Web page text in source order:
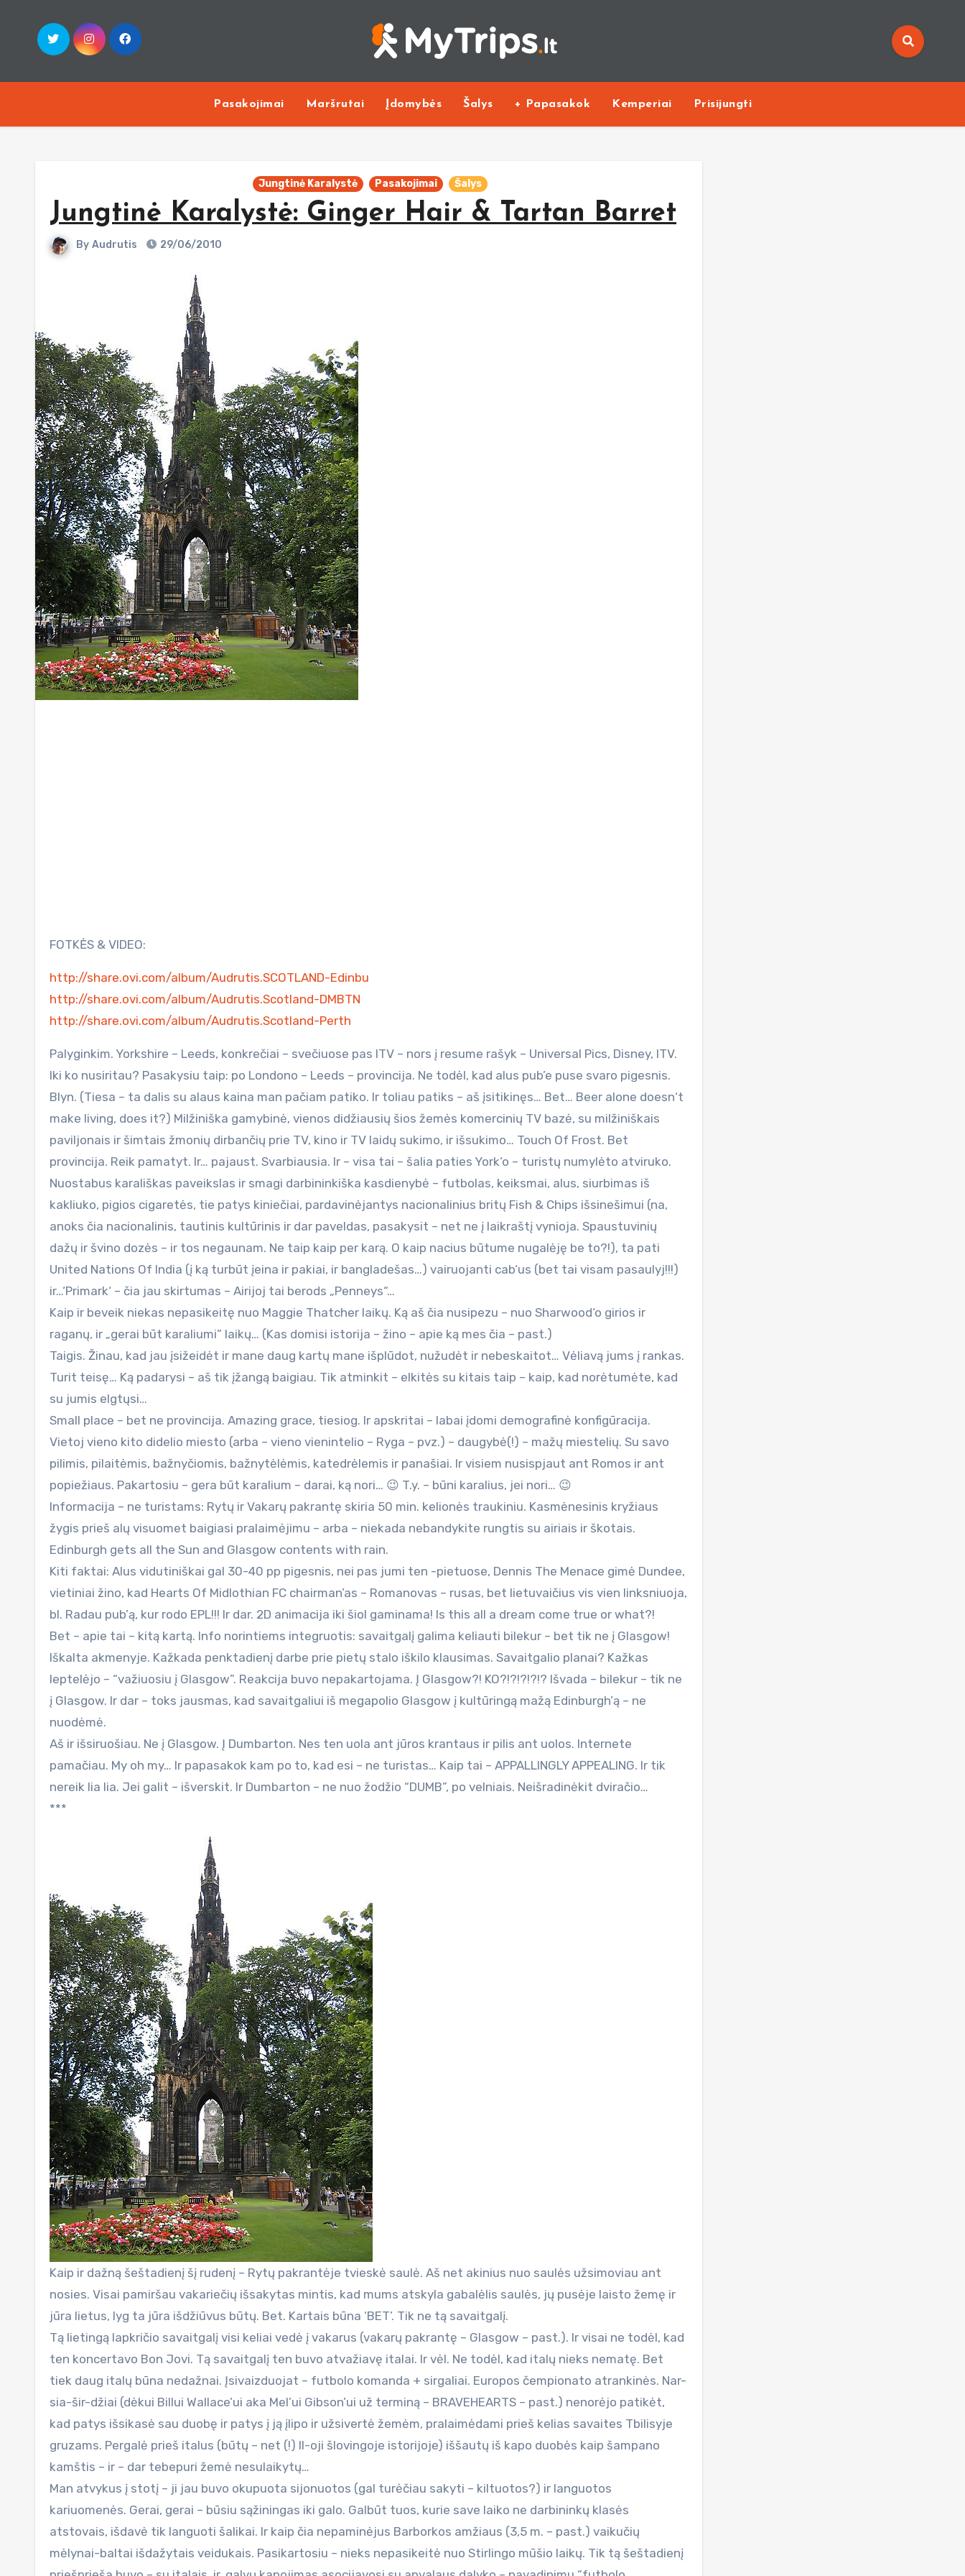
content
Pasakojimai Maršrutai Įdomybės Šalys + Papasakok Kemperiai Prisijungti
Jungtinė Karalystė Pasakojimai Šalys
Jungtinė Karalystė: Ginger Hair & Tartan Barret
By Audrutis 29/06/2010
FOTKĖS & VIDEO:
http://share.ovi.com/album/Audrutis.SCOTLAND-Edinbu
http://share.ovi.com/album/Audrutis.Scotland-DMBTN
http://share.ovi.com/album/Audrutis.Scotland-Perth
Palyginkim. Yorkshire – Leeds, konkrečiai – svečiuose pas ITV – nors į resume rašyk – Universal Pics, Disney, ITV.
Iki ko nusiritau? Pasakysiu taip: po Londono – Leeds – provincija. Ne todėl, kad alus pub’e puse svaro pigesnis.
Blyn. (Tiesa – ta dalis su alaus kaina man pačiam patiko. Ir toliau patiks – aš įsitikinęs… Bet… Beer alone doesn‘t
make living, does it?) Milžiniška gamybinė, vienos didžiausių šios žemės komercinių TV bazė, su milžiniškais
paviljonais ir šimtais žmonių dirbančių prie TV, kino ir TV laidų sukimo, ir išsukimo… Touch Of Frost. Bet
provincija. Reik pamatyt. Ir… pajaust. Svarbiausia. Ir – visa tai – šalia paties York‘o – turistų numylėto atviruko.
Nuostabus karališkas paveikslas ir smagi darbininkiška kasdienybė – futbolas, keiksmai, alus, siurbimas iš
kakliuko, pigios cigaretės, tie patys kiniečiai, pardavinėjantys nacionalinius britų Fish & Chips išsinešimui (na,
anoks čia nacionalinis, tautinis kultūrinis ir dar paveldas, pasakysit – net ne į laikraštį vynioja. Spaustuvinių
dažų ir švino dozės – ir tos negaunam. Ne taip kaip per karą. O kaip nacius būtume nugalėję be to?!), ta pati
United Nations Of India (į ką turbūt įeina ir pakiai, ir bangladešas…) vairuojanti cab‘us (bet tai visam pasaulyj!!!)
ir…‘Primark‘ – čia jau skirtumas – Airijoj tai berods „Penneys“…
Kaip ir beveik niekas nepasikeitę nuo Maggie Thatcher laikų. Ką aš čia nusipezu – nuo Sharwood‘o girios ir
raganų, ir „gerai būt karaliumi” laikų… (Kas domisi istorija – žino – apie ką mes čia – past.)
Taigis. Žinau, kad jau įsižeidėt ir mane daug kartų mane išplūdot, nužudėt ir nebeskaitot… Vėliavą jums į rankas.
Turit teisę… Ką padarysi – aš tik įžangą baigiau. Tik atminkit – elkitės su kitais taip – kaip, kad norėtumėte, kad
su jumis elgtųsi…
Small place – bet ne provincija. Amazing grace, tiesiog. Ir apskritai – labai įdomi demografinė konfigūracija.
Vietoj vieno kito didelio miesto (arba – vieno vienintelio – Ryga – pvz.) – daugybė(!) – mažų miestelių. Su savo
pilimis, pilaitėmis, bažnyčiomis, bažnytėlėmis, katedrėlemis ir panašiai. Ir visiem nusispjaut ant Romos ir ant
popiežiaus. Pakartosiu – gera būt karalium – darai, ką nori… 😉 T.y. – būni karalius, jei nori… 😉
Informacija – ne turistams: Rytų ir Vakarų pakrantę skiria 50 min. kelionės traukiniu. Kasmėnesinis kryžiaus
žygis prieš alų visuomet baigiasi pralaimėjimu – arba – niekada nebandykite rungtis su airiais ir škotais.
Edinburgh gets all the Sun and Glasgow contents with rain.
Kiti faktai: Alus vidutiniškai gal 30-40 pp pigesnis, nei pas jumi ten -pietuose, Dennis The Menace gimė Dundee,
vietiniai žino, kad Hearts Of Midlothian FC chairman’as – Romanovas – rusas, bet lietuvaičius vis vien linksniuoja,
bl. Radau pub’ą, kur rodo EPL!!! Ir dar. 2D animacija iki šiol gaminama! Is this all a dream come true or what?!
Bet – apie tai – kitą kartą. Info norintiems integruotis: savaitgalį galima keliauti bilekur – bet tik ne į Glasgow!
Iškalta akmenyje. Kažkada penktadienį darbe prie pietų stalo iškilo klausimas. Savaitgalio planai? Kažkas
leptelėjo – “važiuosiu į Glasgow”. Reakcija buvo nepakartojama. Į Glasgow?! KO?!?!?!?!? Išvada – bilekur – tik ne
į Glasgow. Ir dar – toks jausmas, kad savaitgaliui iš megapolio Glasgow į kultūringą mažą Edinburgh’ą – ne
nuodėmė.
Aš ir išsiruošiau. Ne į Glasgow. Į Dumbarton. Nes ten uola ant jūros krantaus ir pilis ant uolos. Internete
pamačiau. My oh my… Ir papasakok kam po to, kad esi – ne turistas… Kaip tai – APPALLINGLY APPEALING. Ir tik
nereik lia lia. Jei galit – išverskit. Ir Dumbarton – ne nuo žodžio “DUMB”, po velniais. Neišradinėkit dviračio…
***
Kaip ir dažną šeštadienį šį rudenį – Rytų pakrantėje tvieskė saulė. Aš net akinius nuo saulės užsimoviau ant
nosies. Visai pamiršau vakariečių išsakytas mintis, kad mums atskyla gabalėlis saulės, jų pusėje laisto žemę ir
jūra lietus, lyg ta jūra išdžiūvus būtų. Bet. Kartais būna ‘BET’. Tik ne tą savaitgalį.
Tą lietingą lapkričio savaitgalį visi keliai vedė į vakarus (vakarų pakrantę – Glasgow – past.). Ir visai ne todėl, kad
ten koncertavo Bon Jovi. Tą savaitgalį ten buvo atvažiavę italai. Ir vėl. Ne todėl, kad italų nieks nematę. Bet
tiek daug italų būna nedažnai. Įsivaizduojat – futbolo komanda + sirgaliai. Europos čempionato atrankinės. Nar-
sia-šir-džiai (dėkui Billui Wallace’ui aka Mel’ui Gibson’ui už terminą – BRAVEHEARTS – past.) nenorėjo patikėt,
kad patys išsikasė sau duobę ir patys į ją įlipo ir užsivertė žemėm, pralaimėdami prieš kelias savaites Tbilisyje
gruzams. Pergalė prieš italus (būtų – net (!) II-oji šlovingoje istorijoje) iššautų iš kapo duobės kaip šampano
kamštis – ir – dar tebepuri žemė nesulaikytų…
Man atvykus į stotį – ji jau buvo okupuota sijonuotos (gal turėčiau sakyti – kiltuotos?) ir languotos
kariuomenės. Gerai, gerai – būsiu sąžiningas iki galo. Galbūt tuos, kurie save laiko ne darbininkų klasės
atstovais, išdavė tik languoti šalikai. Ir kaip čia nepaminėjus Barborkos amžiaus (3,5 m. – past.) vaikučių
mėlynai-baltai išdažytais veidukais. Pasikartosiu – nieks nepasikeitė nuo Stirlingo mūšio laikų. Tik tą šeštadienį